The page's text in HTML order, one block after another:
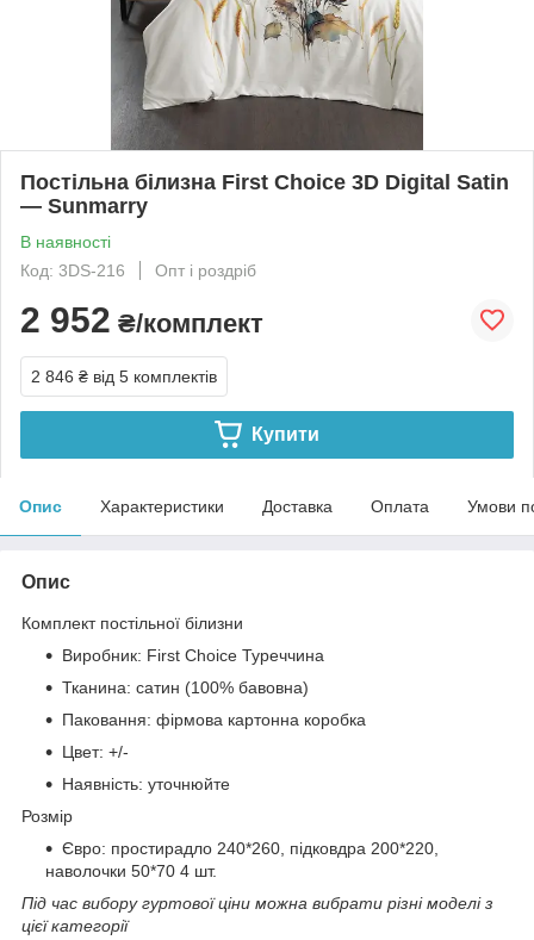
Постільна білизна First Choice 3D Digital Satin
— Sunmarry
В наявності
Код: 3DS-216
Опт і роздріб
2 952 ₴/комплект
2 846 ₴ від 5 комплектів
Купити
Опис Характеристики Доставка Оплата Умови
Опис
Комплект постільної білизни
Виробник: First Choice Туреччина
Тканина: сатин (100% бавовна)
Паковання: фірмова картонна коробка
Цвет: +/-
Наявність: уточнюйте
Розмір
Євро: простирадло 240*260, підковдра 200*220,
наволочки 50*70 4 шт.
Під час вибору гуртової ціни можна вибрати різні моделі з
цієї категорії